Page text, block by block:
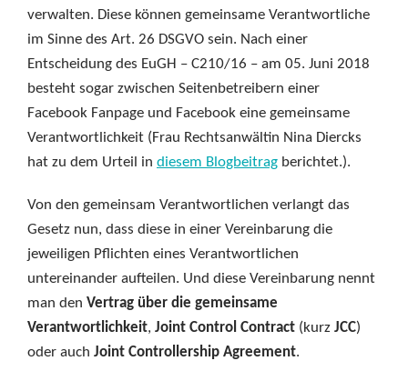
verwalten. Diese können gemeinsame Verantwortliche
im Sinne des Art. 26 DSGVO sein. Nach einer
Entscheidung des EuGH – C210/16 – am 05. Juni 2018
besteht sogar zwischen Seitenbetreibern einer
Facebook Fanpage und Facebook eine gemeinsame
Verantwortlichkeit (Frau Rechtsanwältin Nina Diercks
hat zu dem Urteil in diesem Blogbeitrag berichtet.).
Von den gemeinsam Verantwortlichen verlangt das
Gesetz nun, dass diese in einer Vereinbarung die
jeweiligen Pflichten eines Verantwortlichen
untereinander aufteilen. Und diese Vereinbarung nennt
man den Vertrag über die gemeinsame
Verantwortlichkeit, Joint Control Contract (kurz JCC)
oder auch Joint Controllership Agreement.